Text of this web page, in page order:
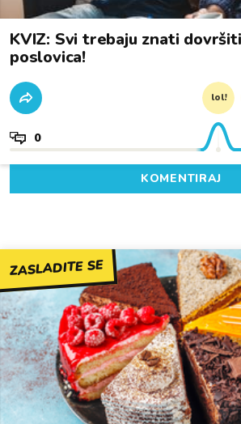
KVIZ: Svi trebaju znati
poslovica!
lol!
0
KOMENTIRAJ
ZASLADITE SE